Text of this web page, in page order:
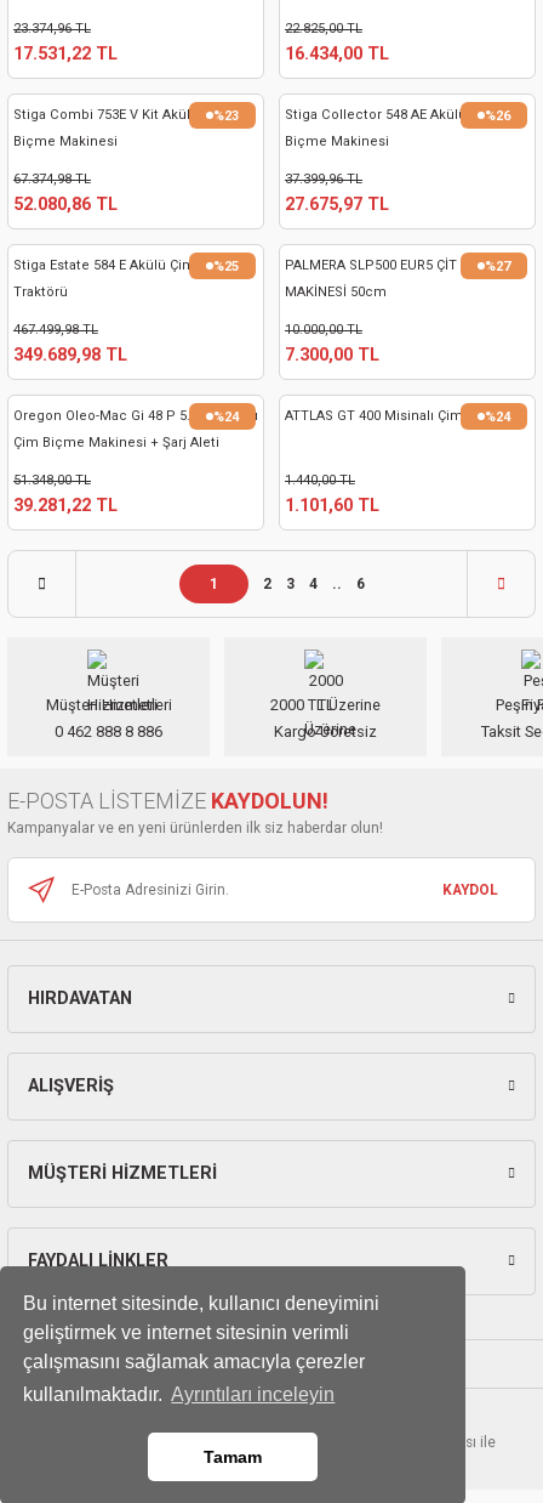
Bu internet sitesinde, kullanıcı deneyimini
geliştirmek ve internet sitesinin verimli
çalışmasını sağlamak amacıyla çerezler
kullanılmaktadır. Ayrıntıları inceleyin
Tamam
23.374,96 TL
17.531,22 TL
22.825,00 TL
16.434,00 TL
%23
Stiga Combi 753E V Kit Akülü Çim
Biçme Makinesi
67.374,98 TL
52.080,86 TL
%26
Stiga Collector 548 AE Akülü Çim
Biçme Makinesi
37.399,96 TL
27.675,97 TL
%25
Stiga Estate 584 E Akülü Çim Biçme
Traktörü
467.499,98 TL
349.689,98 TL
%27
PALMERA SLP500 EUR5 ÇİT BİÇME
MAKİNESİ 50cm
10.000,00 TL
7.300,00 TL
%24
Oregon Oleo-Mac Gi 48 P 5.0 Ah Akülü
Çim Biçme Makinesi + Şarj Aleti
51.348,00 TL
39.281,22 TL
%24
ATTLAS GT 400 Misinalı Çim Biçme
1.440,00 TL
1.101,60 TL
1 2 3 4 .. 6
Müşteri Hizmetleri
0 462 888 8 886
2000 TL Üzerine
Kargo Ücretsiz
Peşin
Taksit
E-POSTA LİSTEMİZE KAYDOLUN!
Kampanyalar ve en yeni ürünlerden ilk siz haberdar olun!
KAYDOL
HIRDAVATAN
ALIŞVERİŞ
MÜŞTERİ HİZMETLERİ
FAYDALI LİNKLER
© Tüm hakları saklıdır. Kredi kartı bilgileriniz 256bit SSL sertifikası ile
korunmaktadır.